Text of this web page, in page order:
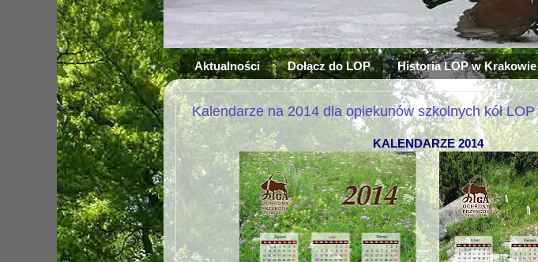
Aktualności Dołącz do LOP Historia LOP w Krakowie
Kalendarze na 2014 dla opiekunów szkolnych kół LOP
KALENDARZE 2014